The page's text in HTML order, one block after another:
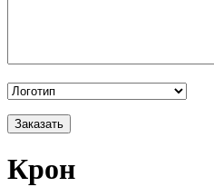
Крон